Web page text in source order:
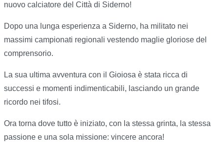
nuovo calciatore del Città di Siderno!
Dopo una lunga esperienza a Siderno, ha militato nei
massimi campionati regionali vestendo maglie gloriose del
comprensorio.
La sua ultima avventura con il Gioiosa è stata ricca di
successi e momenti indimenticabili, lasciando un grande
ricordo nei tifosi.
Ora torna dove tutto è iniziato, con la stessa grinta, la stessa
passione e una sola missione: vincere ancora!